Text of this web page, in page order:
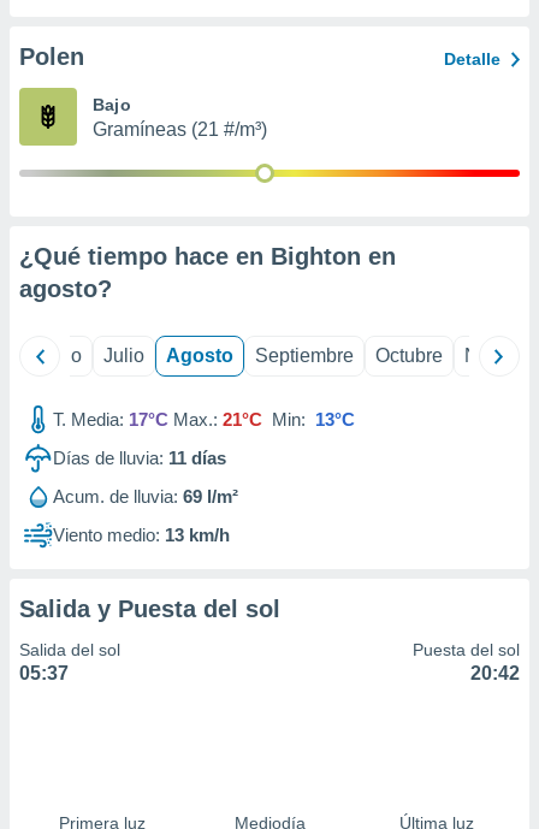
e
mediante
de
1199
Polen Detalle
Bajo
Gramíneas (21 #/m³)
¿Qué tiempo hace en Bighton en
agosto?
Junio Julio Agosto Septiembre Octubre
T. Media: 17°C Max.: 21°C Min: 13°C
Días de lluvia: 11 días
Acum. de lluvia: 69 l/m²
Viento medio: 13 km/h
Salida y Puesta del sol
Salida del sol
05:37
Puesta del sol
20:42
Primera luz
Mediodía
Última luz